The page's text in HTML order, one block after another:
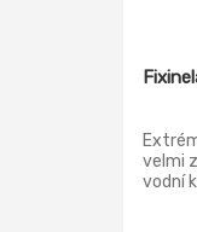
velmi
vodní